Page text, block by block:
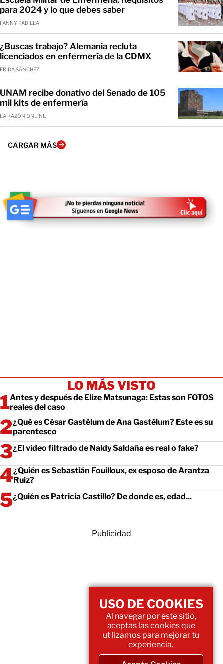
para 2024 y lo que debes saber
FANNY PADILLA
¿Buscas trabajo? Alemania recluta
licenciados en enfermería de la CDMX
FRIDA SÁNCHEZ
UNAM recibe donativo del Senado de 105
mil kits de enfermería
LA RAZÓN ONLINE
CARGAR MÁS
LO MÁS VISTO
Antes y después de Elize Matsunaga: Estas son FOTOS
reales del caso
¿Qué es César Gastélum de Ana Gastélum? Este es su
parentesco
¿El video filtrado de Naldy Saldaña es real o fake?
¿Quién es Sebastián Fouilloux, ex esposo de Arantza
Ruiz?
¿Quién es Patricia Castillo? De donde es, edad...
Publicidad
USO DE COOKIES
Al navegar por este sitio,
aceptas las cookies que
utilizamos para mejorar tu
experiencia.